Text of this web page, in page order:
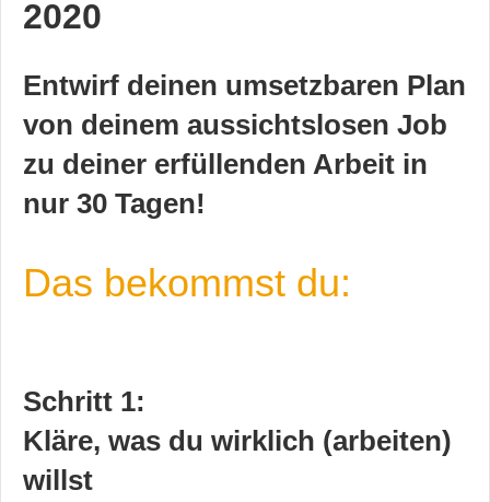
2020
Entwirf deinen umsetzbaren Plan
von deinem aussichtslosen Job
zu deiner erfüllenden Arbeit in
nur 30 Tagen!
Das bekommst du:
Schritt 1:
Kläre, was du wirklich (arbeiten)
willst